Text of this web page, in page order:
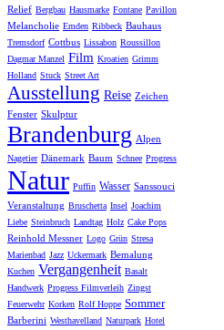
Relief Bergbau Hausmarke Fontane Pavillon
Melancholie Emden Ribbeck Bauhaus
Tremsdorf Cottbus Lissabon Roussillon
Dagmar Manzel Film Kroatien Grimm
Holland Stuck Street Art
Ausstellung Reise Zeichen
Fenster Skulptur
Brandenburg Alpen
Nagetier Dänemark Baum Schnee Progress
Natur Puffin Wasser Sanssouci
Veranstaltung Bruschetta Insel Joachim
Liebe Steinbruch Landtag Holz Cake Pops
Reinhold Messner Logo Grün Stresa
Marienbad Jazz Uckermark Bemalung
Kuchen Vergangenheit Basalt
Handwerk Progress Filmverleih Zingst
Feuerwehr Korken Rolf Hoppe Sommer
Barberini Westhavelland Naturpark Hotel